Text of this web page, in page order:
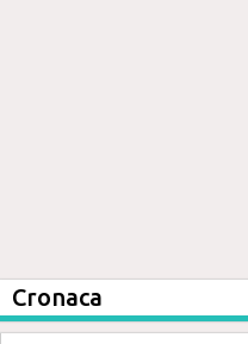
Cronaca